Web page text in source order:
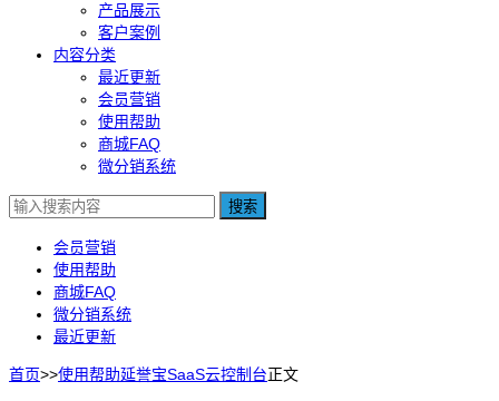
产品展示
客户案例
内容分类
最近更新
会员营销
使用帮助
商城FAQ
微分销系统
搜索
会员营销
使用帮助
商城FAQ
微分销系统
最近更新
首页>>使用帮助延誉宝SaaS云控制台正文